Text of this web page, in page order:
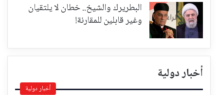
البطريرك والشيخ.. خطان لا يلتقيان
وغير قابلين للمقارنة!
أخبار دولية
أخبار دولية